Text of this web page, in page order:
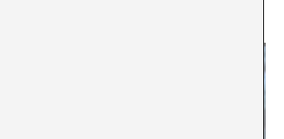
inoblidable del martiri de Santa